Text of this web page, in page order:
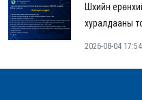
Шүүхийн
хуралдааны
2026-08-04